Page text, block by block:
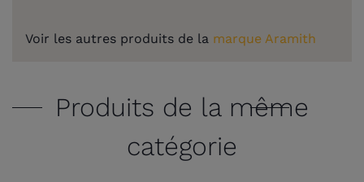
Voir les autres produits de la marque Aramith
Produits de la même
catégorie